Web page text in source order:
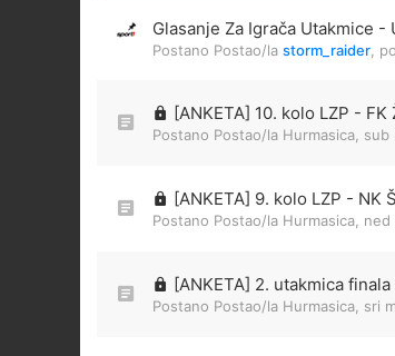
Glasanje Za Igrača Utakmice -
Postano Postao/la storm_raider
[ANKETA] 10. kolo LZP -
Postano Postao/la Hurmasica sub
[ANKETA] 9. kolo LZP -
Postano Postao/la Hurmasica ned
[ANKETA] 2. utakmica
Postano Postao/la Hurmasica sri